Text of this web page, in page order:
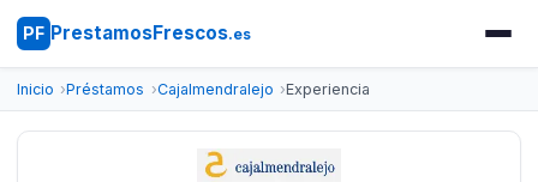
PF PrestamosFrescos.es
Inicio Préstamos Cajalmendralejo Experiencia